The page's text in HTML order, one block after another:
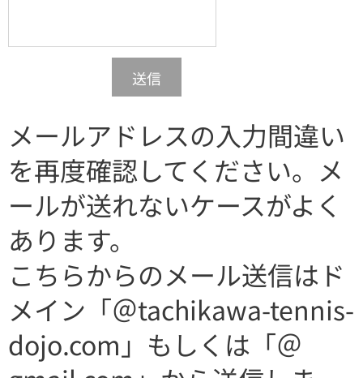
送信
メールアドレスの入力間違い
を再度確認してください。メ
ールが送れないケースがよく
あります。
こちらからのメール送信はド
メイン「＠tachikawa-tennis-
dojo.com」もしくは「＠